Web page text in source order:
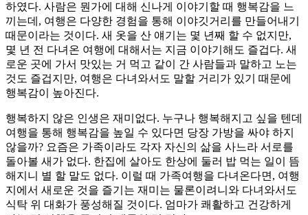
하였다. 사람은 뭔가에 대해 신나게 이야기할 때 행복감을 느
끼는데, 여행은 다양한 경험을 통해 이야깃거리를 만들어내기
때문이라는 것이다. 새 옷을 산 얘기는 몇 년째 할 수 없지만,
몇 년 전 다녀온 여행에 대해서는 지금 이야기해도 즐겁다. 새
로운 곳에 가서 맛있는 거 먹고 같이 간 사람들과 말하고 노는
것도 즐겁지만, 여행은 다녀와서도 말할 거리가 있기 때문에
행복감이 높아진다.
행복하지 않은 인생은 재미없다. 누구나 행복해지고 싶을 텐데
여행을 통해 행복감을 높일 수 있다면 당장 가방을 싸야 하지
않을까? 요즘은 가족이라도 각자 자신의 삶을 사느라 서로를
돌아볼 새가 없다. 한집에 살아도 한상에 둘러 밥 먹는 일이 뜸
해지니 별 할 말도 없다. 이럴 때 가족여행을 다녀온다면, 여행
지에서 새로운 것을 즐기는 재미는 물론이려니와 다녀와서도
식탁 위 대화가 풍성해질 것이다. 엄마가 쾌활하고 건강하게